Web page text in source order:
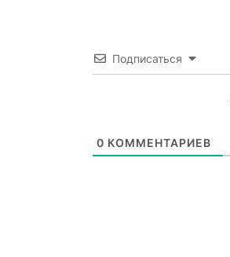
Подписаться
0 КОММЕНТАРИЕВ